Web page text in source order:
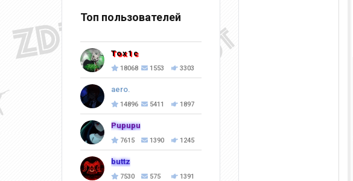
Топ пользователей
Tox1c
18068 1553 3303
aero.
14896 5411 1897
Pupupu
7615 1390 1245
buttz
7530 575 1391